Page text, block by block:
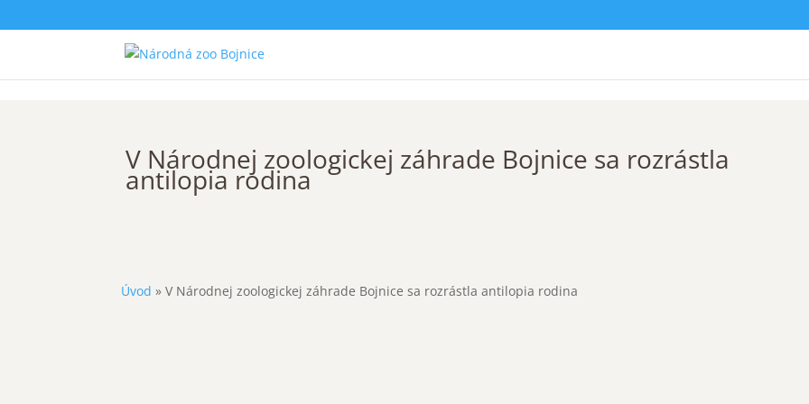
V Národnej zoologickej záhrade Bojnice sa rozrástla
antilopia rodina
Úvod »V Národnej zoologickej záhrade Bojnice sa rozrástla antilopia rodina